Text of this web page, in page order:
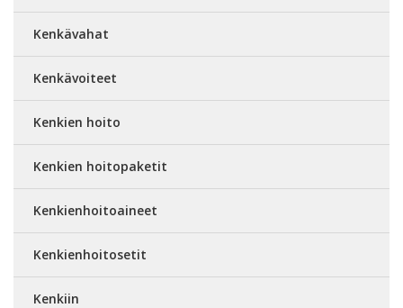
Kenkävahat
Kenkävoiteet
Kenkien hoito
Kenkien hoitopaketit
Kenkienhoitoaineet
Kenkienhoitosetit
Kenkiin